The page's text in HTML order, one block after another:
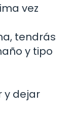
vez
tendrás
y tipo
y dejar